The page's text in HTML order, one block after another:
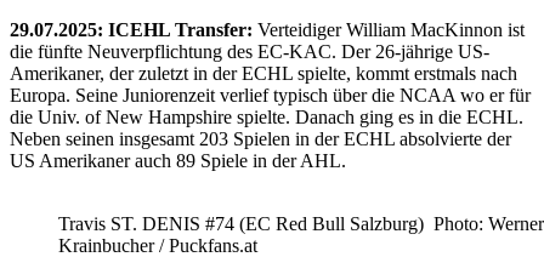
29.07.2025: ICEHL Transfer: Verteidiger William MacKinnon ist
die fünfte Neuverpflichtung des EC-KAC. Der 26-jährige US-
Amerikaner, der zuletzt in der ECHL spielte, kommt erstmals nach
Europa. Seine Juniorenzeit verlief typisch über die NCAA wo er für
die Univ. of New Hampshire spielte. Danach ging es in die ECHL.
Neben seinen insgesamt 203 Spielen in der ECHL absolvierte der
US Amerikaner auch 89 Spiele in der AHL.
Travis ST. DENIS #74 (EC Red Bull Salzburg) Photo: Werner
Krainbucher / Puckfans.at